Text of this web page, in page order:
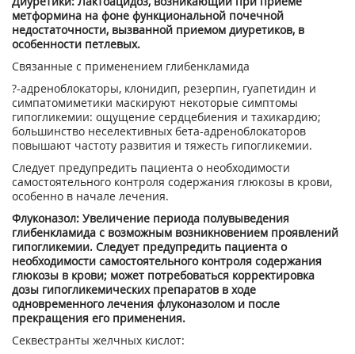
метформина на фоне функциональной почечной
недостаточности, вызванной приемом диуретиков, в
особенности петлевых.
Связанные с применением глибенкламида
?-адреноблокаторы, клонидип, резерпин, гуапетидин и
симпатомиметики маскируют некоторые симптомы
гипогликемии: ощущение сердцебиения и тахикардию;
большинство неселективных бета-адреноблокаторов
повышают частоту развития и тяжесть гипогликемии.
Следует предупредить пациента о необходимости
самостоятельного контроля содержания глюкозы в крови,
особенно в начале лечения.
Флуконазол: Увеличение периода полувыведения
глибенкламида с возможным возникновением проявлений
гипогликемии. Следует предупредить пациента о
необходимости самостоятельного контроля содержания
глюкозы в крови; может потребоваться корректировка
дозы гипогликемических препаратов в ходе
одновременного лечения флуконазолом и после
прекращения его применения.
Секвестранты желчных кислот: